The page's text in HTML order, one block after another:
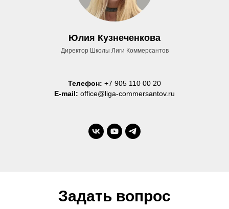
Юлия Кузнеченкова
Директор Школы Лиги Коммерсантов
Телефон: +7 905 110 00 20
E-mail: office@liga-commersantov.ru
Задать вопрос